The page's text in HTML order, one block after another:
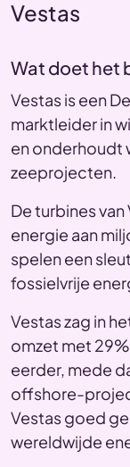
Vestas
Wat doet het
Vestas is een
marktleider in
en onderhoudt
zeeprojecten.
De turbines
energie aan
spelen een
fossielvrije
Vestas zag in
omzet met
eerder, mede
offshore-
Vestas goed
wereldwijde